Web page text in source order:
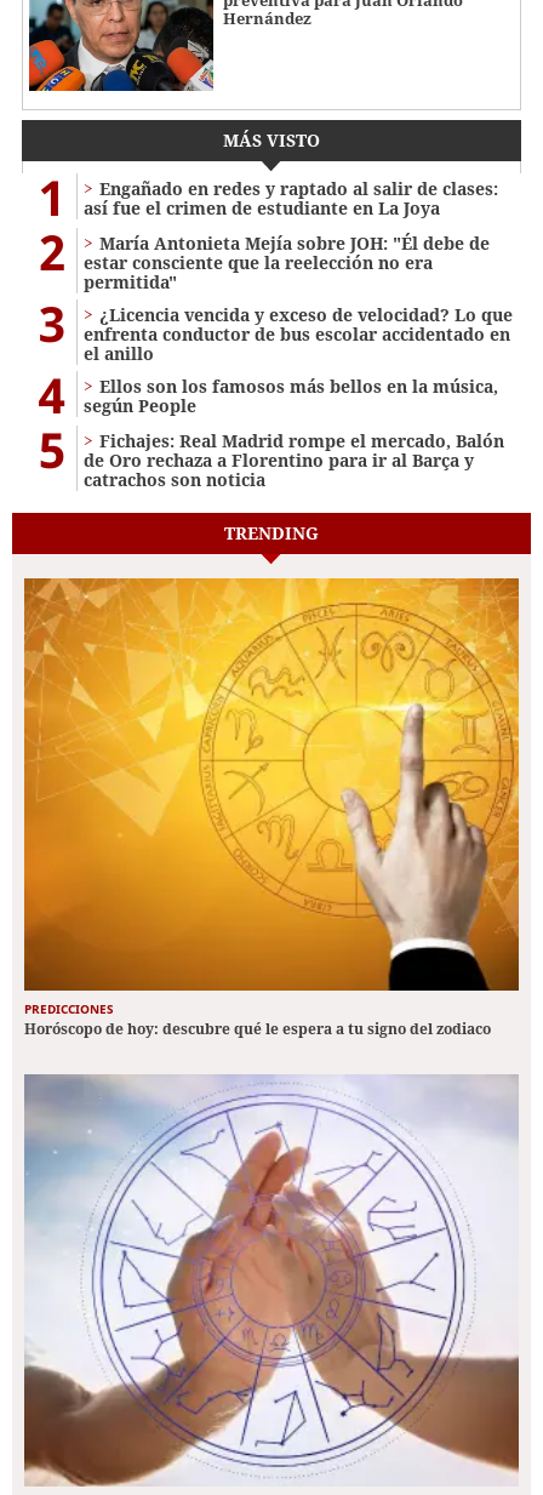
Hernández
MÁS VISTO
1
Engañado en redes y raptado al salir de clases:
así fue el crimen de estudiante en La Joya
2
María Antonieta Mejía sobre JOH: "Él debe de
estar consciente que la reelección no era
permitida"
3
¿Licencia vencida y exceso de velocidad? Lo que
enfrenta conductor de bus escolar accidentado en
el anillo
4
Ellos son los famosos más bellos en la música,
según People
5
Fichajes: Real Madrid rompe el mercado, Balón
de Oro rechaza a Florentino para ir al Barça y
catrachos son noticia
TRENDING
PREDICCIONES
Horóscopo de hoy: descubre qué le espera a tu signo del zodiaco